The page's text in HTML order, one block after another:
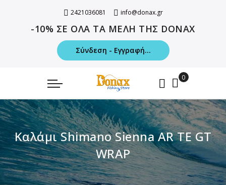
2421036081 info@donax.gr
-10% ΣΕ ΟΛΑ ΤΑ ΜΕΛΗ ΤΗΣ DONAX
Σύνδεση - Εγγραφή...
Καλάμι Shimano Sienna AR TE GT
WRAP